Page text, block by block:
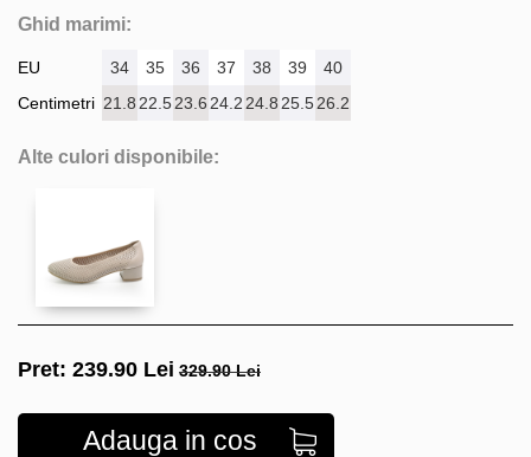
Ghid marimi:
EU
Centimetri
34 35 36 37 38 39
40
21.8 22.523.6 24.2 24.8 25.526.2
Alte culori disponibile:
Pret: 239.90 Lei 329.90 Lei
Adauga in cos